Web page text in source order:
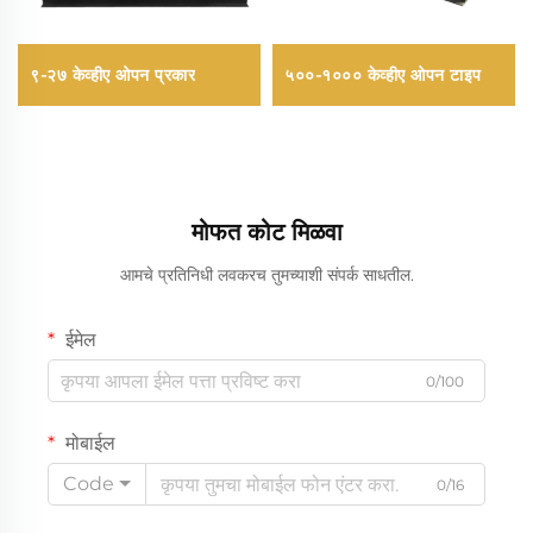
९-२७ केव्हीए ओपन प्रकार ५००-१००० केव्हीए ओपन टाइप
मोफत कोट मिळवा
आमचे प्रतिनिधी लवकरच तुमच्याशी संपर्क साधतील.
ईमेल
0/100
मोबाईल
Code
0/16